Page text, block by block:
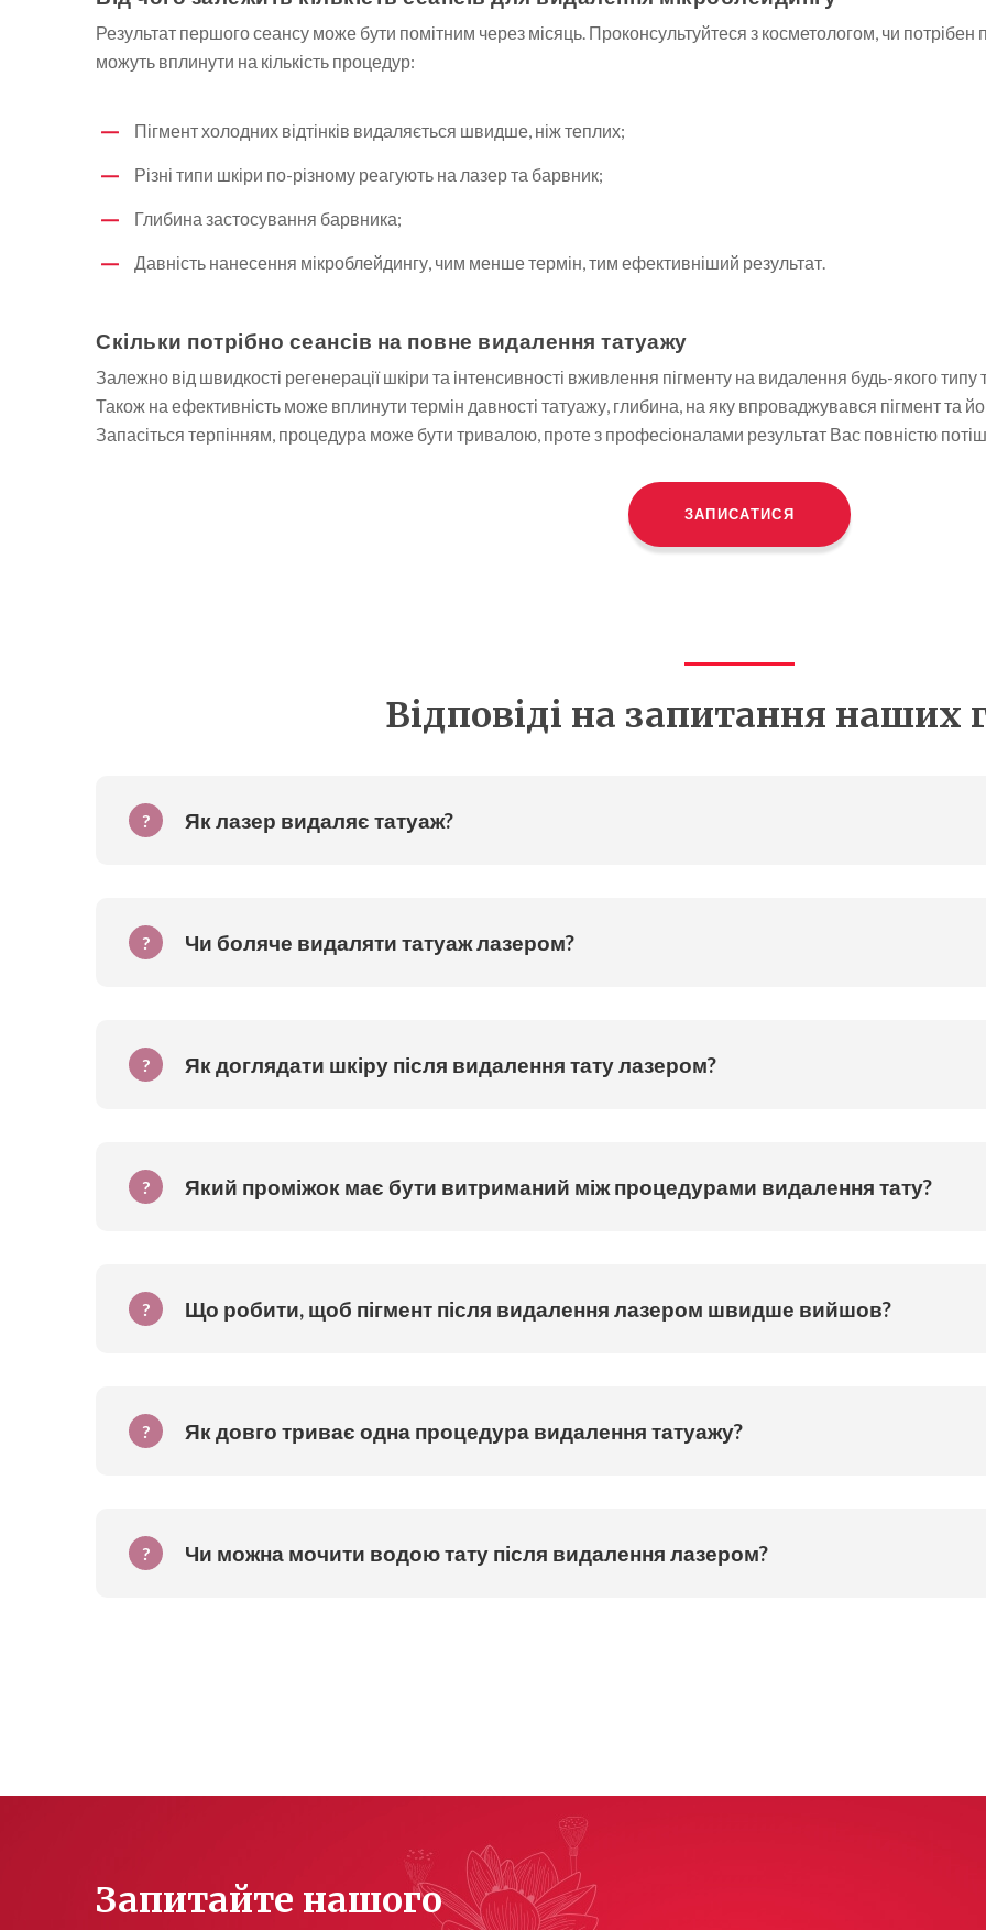
Результат першого сеансу може бути помітним через місяць. Проконсультуйтеся з косметологом, чи потрібен
можуть вплинути на кількість процедур:
Пігмент холодних відтінків видаляється швидше, ніж теплих;
Різні типи шкіри по-різному реагують на лазер та барвник;
Глибина застосування барвника;
Давність нанесення мікроблейдингу, чим менше термін, тим ефективніший результат.
Скільки потрібно сеансів на повне видалення татуажу
Залежно від швидкості регенерації шкіри та інтенсивності вживлення пігменту на видалення будь-якого типу
Також на ефективність може вплинути термін давності татуажу, глибина, на яку впроваджувався пігмент та
Запасіться терпінням, процедура може бути тривалою, проте з професіоналами результат Вас повністю
ЗАПИСАТИСЯ
Відповіді на запитання наших
? Як лазер видаляє татуаж?
? Чи боляче видаляти татуаж лазером?
? Як доглядати шкіру після видалення тату лазером?
? Який проміжок має бути витриманий між процедурами видалення тату?
? Що робити, щоб пігмент після видалення лазером швидше вийшов?
? Як довго триває одна процедура видалення татуажу?
? Чи можна мочити водою тату після видалення лазером?
Запитайте нашого